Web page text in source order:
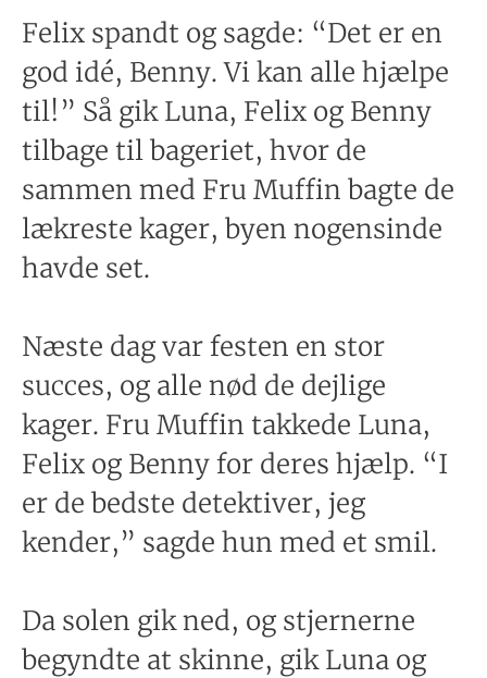
Felix spandt og sagde: “Det er en
god idé, Benny. Vi kan alle hjælpe
til!” Så gik Luna, Felix og Benny
tilbage til bageriet, hvor de
sammen med Fru Muffin bagte de
lækreste kager, byen nogensinde
havde set.
Næste dag var festen en stor
succes, og alle nød de dejlige
kager. Fru Muffin takkede Luna,
Felix og Benny for deres hjælp. “I
er de bedste detektiver, jeg
kender,” sagde hun med et smil.
Da solen gik ned, og stjernerne
begyndte at skinne, gik Luna og